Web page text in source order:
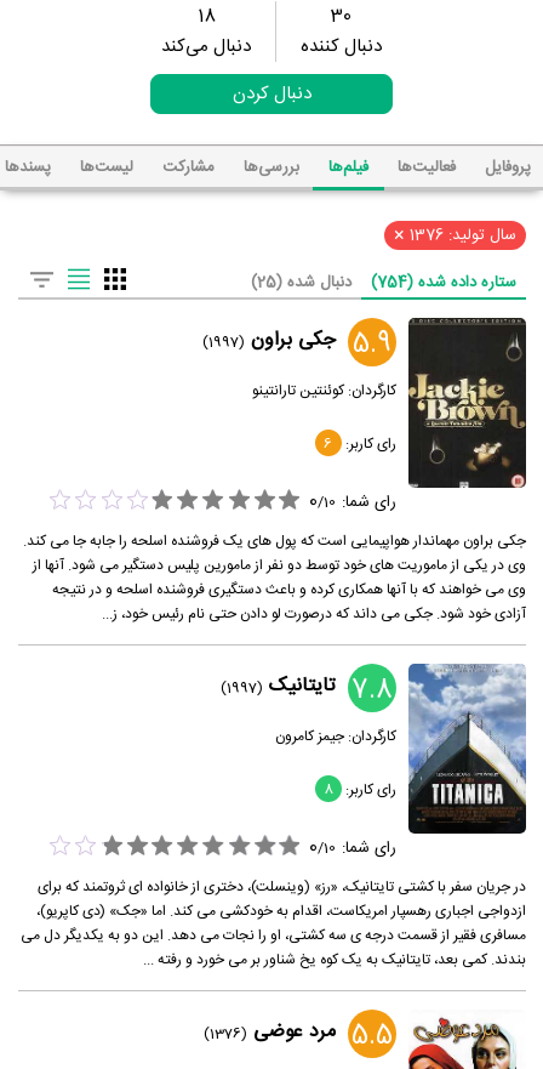
30
دنبال کننده
18
دنبال می‌کند
دنبال کردن
پروفایل فعالیت‌ها فیلم‌ها بررسی‌ها مشارکت لیست‌ها پسند‌ها
سال تولید: 1376 ×
ستاره داده شده (754) دنبال شده (25)
5.9 جکی براون (1997)
کارگردان:کوئنتین تارانتینو
رای کاربر: 6
رای شما: 0/10
جکی براون مهماندار هواپیمایی است که پول های یک فروشنده اسلحه را جابه جا می کند.
وی در یکی از ماموریت های خود توسط دو نفر از مامورین پلیس دستگیر می شود. آنها از
وی می خواهند که با آنها همکاری کرده و باعث دستگیری فروشنده اسلحه و در نتیجه
آزادی خود شود. جکی می داند که درصورت لو دادن حتی نام رئیس خود، ز...
7.8 تایتانیک (1997)
کارگردان:جیمز کامرون
رای کاربر: 8
رای شما: 0/10
در جریان سفر با کشتی تایتانیک، «رز» (وینسلت)، دختری از خانواده ای ثروتمند که برای
ازدواجی اجباری رهسپار امریکاست، اقدام به خودکشی می کند. اما «جک» (دی کاپریو)،
مسافری فقیر از قسمت درجه ی سه کشتی، او را نجات می دهد. این دو به یکدیگر دل می
بندند. کمی بعد، تایتانیک به یک کوه یخ شناور بر می خورد و رفته ...
5.5 مرد عوضی (1376)